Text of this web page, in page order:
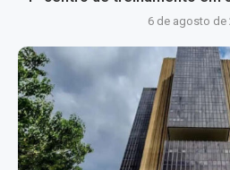
6 de agosto de